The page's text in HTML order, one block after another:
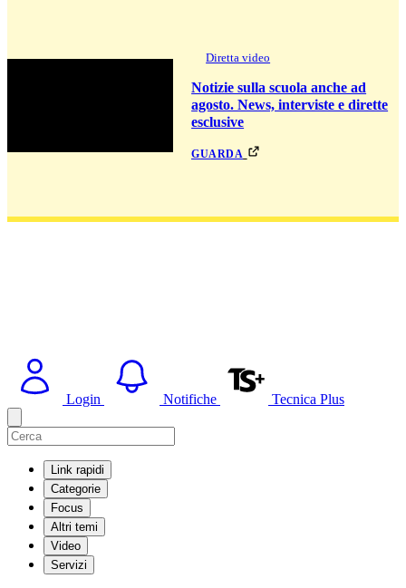
Diretta video
Notizie sulla scuola anche ad
agosto. News, interviste e dirette
esclusive
guarda
Login Notifiche Tecnica Plus
Link rapidi
Categorie
Focus
Altri temi
Video
Servizi